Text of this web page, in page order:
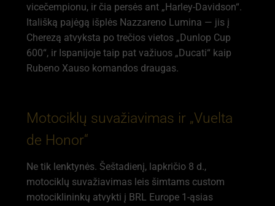
vicečempionu, ir čia persės ant „Harley-Davidson“.
Itališką pajėgą išplės Nazzareno Lumina — jis į
Cherezą atvyksta po trečios vietos „Dunlop Cup
600“, ir Ispanijoje taip pat važiuos „Ducati“ kaip
Rubeno Xauso komandos draugas.
Motociklų suvažiavimas ir „Vuelta
de Honor“
Ne tik lenktynės. Šeštadienį, lapkričio 8 d.,
motociklų suvažiavimas leis šimtams custom
motociklininkų atvykti į BRL Europe 1-ąsias